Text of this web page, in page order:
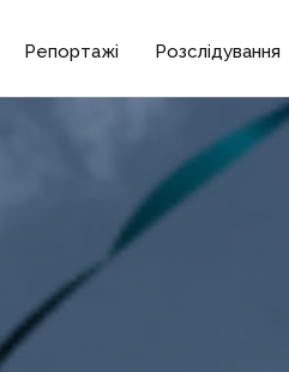
Репортажі Розслідування